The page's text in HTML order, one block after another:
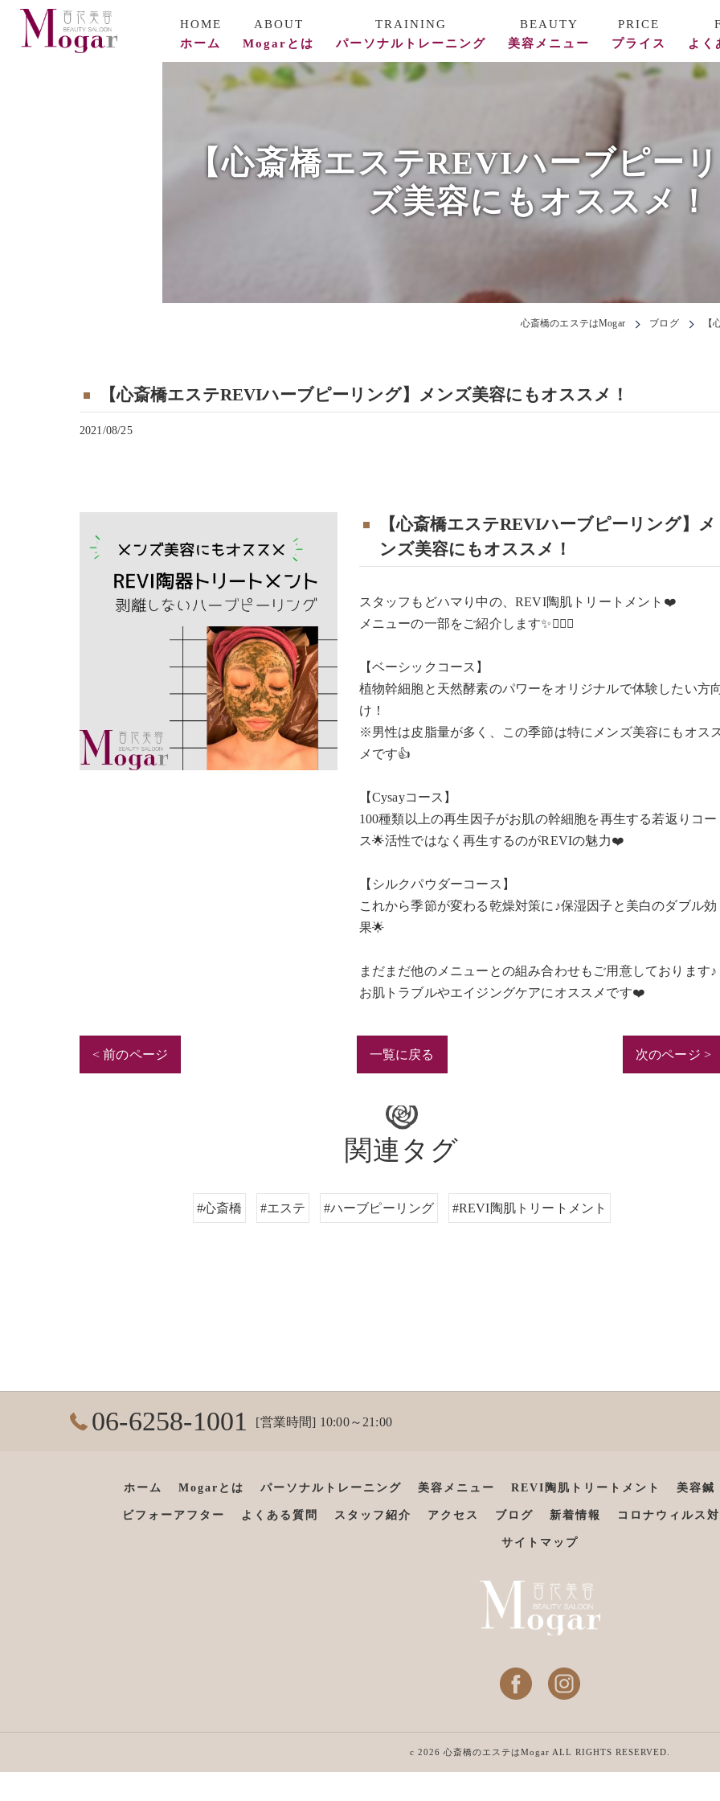
ホーム Mogarとは パーソナルトレーニング 美容メニュー
頭蓋骨矯正・整体
エステ
プライス よく
【心斎橋エステREVIハーブピー
ズ美容にもオススメ！
心斎橋のエステはMogar ブログ 【
【心斎橋エステREVIハーブピーリング】メンズ美容にもオススメ！
2021/08/25
【心斎橋エステREVIハーブピーリング】メ
ンズ美容にもオススメ！
スタッフもどハマり中の、REVI陶肌トリートメント❤️
メニューの一部をご紹介します✨🙆🏻‍♀️
【ベーシックコース】
植物幹細胞と天然酵素のパワーをオリジナルで体験したい方
け！
※男性は皮脂量が多く、この季節は特にメンズ美容にもオス
メです👍
【Cysayコース】
100種類以上の再生因子がお肌の幹細胞を再生する若返りコー
ス🌟活性ではなく再生するのがREVIの魅力❤️
【シルクパウダーコース】
これから季節が変わる乾燥対策に♪保湿因子と美白のダブル効
果🌟
まだまだ他のメニューとの組み合わせもご用意しております♪
お肌トラブルやエイジングケアにオススメです❤️
< 前のページ 一覧に戻る 次のページ >
関連タグ
#心斎橋 #エステ #ハーブピーリング #REVI陶肌トリートメント
06-6258-1001 [営業時間] 10:00～21:00
ホーム Mogarとは パーソナルトレーニング 美容メニュー REVI陶肌トリートメント 美容鍼
ビフォーアフター よくある質問 スタッフ紹介 アクセス ブログ 新着情報 コロナウィルス
サイトマップ
c 2026 心斎橋のエステはMogar ALL RIGHTS RESERVED.